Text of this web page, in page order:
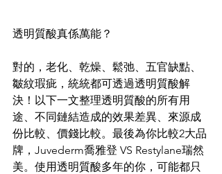
透明質酸真係萬能？
對的，老化、乾燥、鬆弛、五官缺點、
皺紋瑕疵，統統都可透過透明質酸解
決！以下一文整理透明質酸的所有用
途、不同鏈結造成的效果差異、來源成
份比較、價錢比較。最後為你比較2大品
牌，Juvederm喬雅登 VS Restylane瑞然
美。使用透明質酸多年的你，可能都只